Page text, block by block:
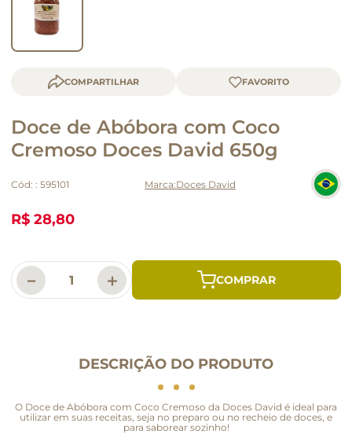
COMPARTILHAR
Doce de Abóbora com Coco
Cremoso Doces David 650g
Cód: : 595101 Doces David
R$ 28,80
＋
－
DESCRIÇÃO DO PRODUTO
O Doce de Abóbora com Coco Cremoso da Doces David é ideal para
utilizar em suas receitas, seja no preparo ou no recheio de doces, e
para saborear sozinho!